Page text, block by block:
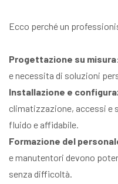
Ecco perché un
Progettazione su misura
e necessita di soluzioni
Installazione e
climatizzazione, accessi e
fluido e affidabile.
Formazione del
e manutentori devono
senza difficoltà.